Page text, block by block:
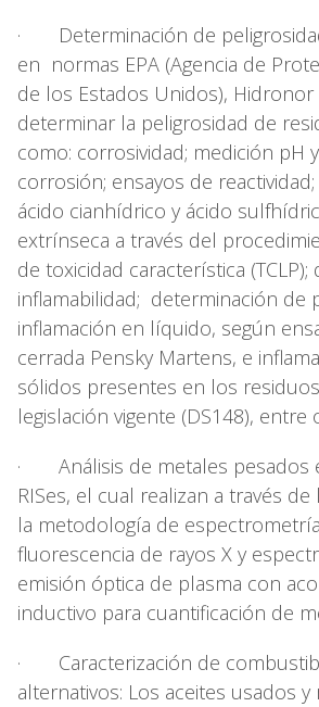
· Determinación de
en normas EPA (Agencia de
de los Estados Unidos), Hidronor
determinar la peligrosidad de
como: corrosividad; medición pH
corrosión; ensayos de
ácido cianhídrico y ácido
extrínseca a través del
de toxicidad característica
inflamabilidad; determinación de
inflamación en líquido, según
cerrada Pensky Martens, e
sólidos presentes en los
legislación vigente (DS148), entre
· Análisis de metales pesados
RISes, el cual realizan a través
la metodología de
fluorescencia de rayos X y
emisión óptica de plasma con
inductivo para cuantificación de
· Caracterización de
alternativos: Los aceites usados